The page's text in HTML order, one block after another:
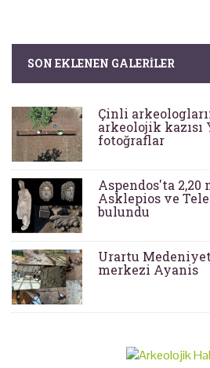
SON EKLENEN GALERILER
Çinli
arkeolojik
fotoğraflar
Aspendos'ta
Asklepios ve
bulundu
Urartu
merkezi Ayanis